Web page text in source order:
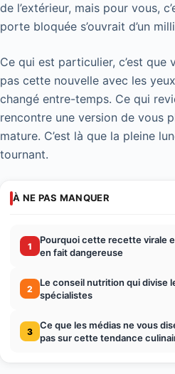
de l’extérieur, mais pour vous,
porte bloquée s’ouvrait d’un
Ce qui est particulier, c’est que
pas cette nouvelle avec les
changé entre-temps. Ce qui
rencontre une version de vous
mature. C’est là que la pleine
tournant.
À NE PAS MANQUER
1
Pourquoi cette recette virale
en fait dangereuse
2
Le conseil nutrition qui divise
spécialistes
3
Ce que les médias ne vous
pas sur cette tendance